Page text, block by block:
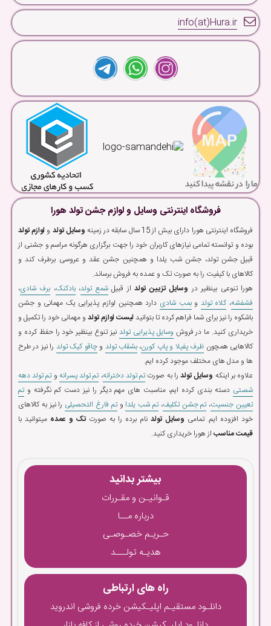
info(at)Hura.ir
فروشگاه اینترنتی وسایل و لوازم جشن تولد هورا
فروشگاه اینترنتی هورا دارای بیش از 15 سال سابقه در زمینه وسایل تولد و لوازم تولد
بوده و توانسته تمامی نیازهای کاربران خود را جهت برگزاری هرگونه مراسم و جشنی از
قبیل جشن تولد، جشن شب یلدا و همچنین جشن عقد و عروسی برطرف کند و
کالاهای با کیفیت را به صورت تک و عمده به فروش برساند.
هورا تنوعی بینظیر در وسایل تزیین تولداز قبیلشمع تولد،بادکنک، برف شادی،
فشفشه،کلاه تولد وبمب شادی دارد همچنین لوازم پذیرایی یک مهمانی و جشن
باشکوه را نیز برای شما فراهم کرده تا بتوانیدلیست لوازم تولد و مهمانی خود را تکمیل و
خریداری کنید. ما در فروش وسایل پذیرایی تولد نیز تنوع بینظیر خود را حفظ کرده و
کالاهایی همچون ظرف پفیلا و پاپ کورن،بشقاب تولد وچاقو کیک تولد را نیز در طرح
ها و مدل های مختلف موجود کرده ایم.
علاوه بر اینکه وسایل تولدرا به صورتتم تولد دخترانه،تم تولد پسرانه وتم تولد دهه
شصتی دسته بندی کرده ایم، مناسبت های مهم دیگر را نیز دست کم نگرفته وتم
تعیین جنسیت،تم جشن تکلیف،تم شب یلدا وتم فارغ التحصیلی را نیز به کالاهای
خود افزوده ایم. تمامی وسایل تولد نام برده را به صورت تک و عمده میتوانید با
قیمت مناسب از هورا خریداری کنید.
بیشتر بدانید
قـوانیـن و مقـررات
درباره مــا
حـریـم خصـوصـی
هدیـه تولـــد
راه های ارتباطی
دانلـود مستقیـم اپلیـکیشن خرده فروشی اندروید